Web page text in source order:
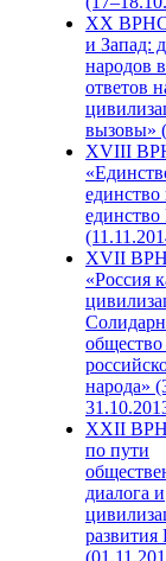
XX ВРНС
и Запад:
народов
ответов
вызовы»
XVIII
единство
единство
XVII
«Россия
народа»
XXII
по пути
диалога и
развития